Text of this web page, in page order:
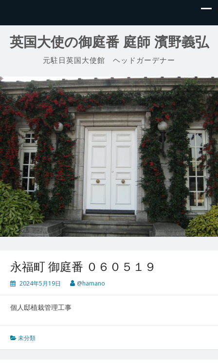
英国大使の御庭番 庭師 濱野義弘
元駐日英国大使館 ヘッドガーデナー
永福町 御庭番 ０６０５１９
2024年5月19日 @hamano
個人邸植栽管理工事
未分類